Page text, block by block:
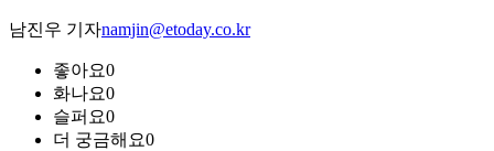
남진우 기자namjin@etoday.co.kr
좋아요0
화나요0
슬퍼요0
더 궁금해요0